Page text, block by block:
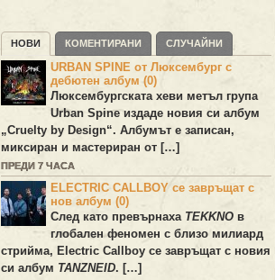
НОВИ КОМЕНТИРАНИ СЛУЧАЙНИ
URBAN SPINE от Люксембург с
дебютен албум (0)
Люксембургската хеви метъл група
Urban Spineиздаде новия си албум
„Cruelty by Design“. Албумът е записан,
миксиран и мастериран от […]
ПРЕДИ 7 ЧАСА
ELECTRIC CALLBOY се завръщат с
нов албум (0)
След като превърнаха TEKKNO в
глобален феномен с близо милиард
стрийма, Electric Callboy се завръщат с новия
си албум TANZNEID. […]